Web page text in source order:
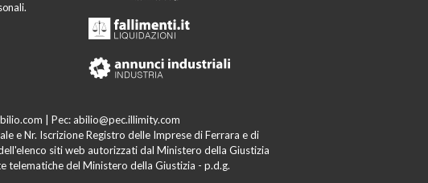
| Pec:abilio@pec.illimity.com
e Nr. Iscrizione Registro delle Imprese di Ferrara e di
siti web autorizzati dal Ministero della Giustizia
del Ministero della Giustizia - p.d.g.